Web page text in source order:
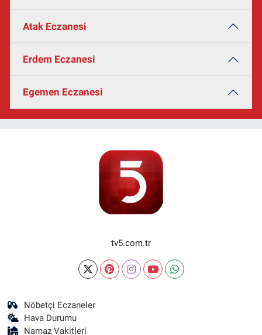
Atak Eczanesi
Erdem Eczanesi
Egemen Eczanesi
tv5.com.tr
Nöbetçi Eczaneler
Hava Durumu
Namaz Vakitleri